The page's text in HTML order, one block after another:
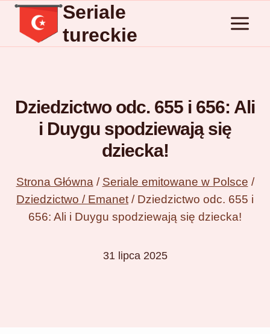
Przejdź
treści
Seriale
tureckie
Dziedzictwo odc. 655 i 656: Ali
i Duygu spodziewają się
dziecka!
Strona Główna / Seriale emitowane w Polsce /
Dziedzictwo / Emanet / Dziedzictwo odc. 655 i
656: Ali i Duygu spodziewają się dziecka!
31 lipca 2025